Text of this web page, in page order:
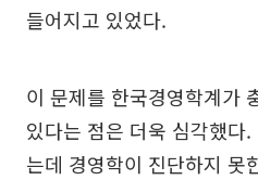
들어지고 있었다.
이 문제를 한국경영학계가
있다는 점은 더욱 심각했다
는데 경영학이 진단하지 못